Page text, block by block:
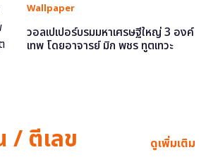
Wallpaper
วอลเปเปอร์บรมมหาเศรษฐีใหญ่ 3 องค์
เทพ โดยอาจารย์ มิก พชร ทูตเทวะ
/ ตีเลข ดูเพิ่มเติม